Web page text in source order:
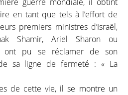
en tant que tels à l’effort de
premiers ministres d’Israël,
Shamir, Ariel Sharon ou
ont pu se réclamer de son
sa ligne de fermeté : « La
de cette vie, il se montre un